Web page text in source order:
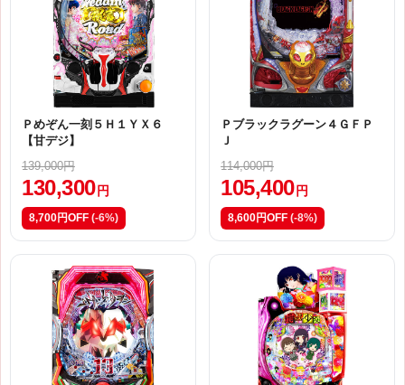
Ｐめぞん一刻５Ｈ１ＹＸ６
【甘デジ】
139,000円
130,300 円
8,700円OFF (-6%)
Ｐブラックラグーン４ＧＦＰ
Ｊ
114,000円
105,400 円
8,600円OFF (-8%)